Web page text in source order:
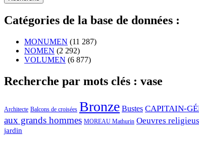
Catégories de la base de données :
MONUMEN (11 287)
NOMEN (2 292)
VOLUMEN (6 877)
Recherche par mots clés : vase
Architecte Balcons de croisées Bronze Bustes CAPITAIN-
aux grands hommes MOREAU Mathurin Oeuvres
jardin